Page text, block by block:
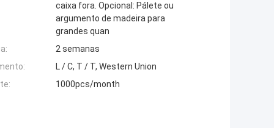
caixa fora. Opcional: Pálete ou
argumento de madeira para
grandes quan
2 semanas
L / C, T / T, Western Union
1000pcs/month